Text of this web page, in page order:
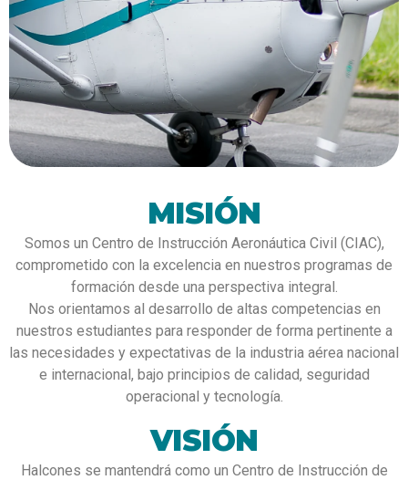
MISIÓN
Somos un Centro de Instrucción Aeronáutica Civil (CIAC),
comprometido con la excelencia en nuestros programas de
formación desde una perspectiva integral.
Nos orientamos al desarrollo de altas competencias en
nuestros estudiantes para responder de forma pertinente a
las necesidades y expectativas de la industria aérea nacional
e internacional, bajo principios de calidad, seguridad
operacional y tecnología.
VISIÓN
Halcones se mantendrá como un Centro de Instrucción de